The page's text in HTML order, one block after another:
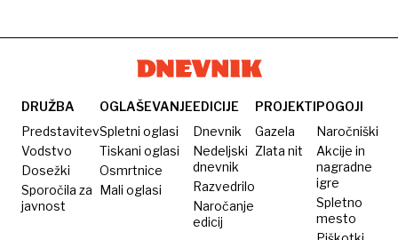
DRUŽBA
Predstavitev
Vodstvo
Dosežki
Sporočila za
javnost
OGLAŠEVANJE
Spletni oglasi
Tiskani oglasi
Osmrtnice
Mali oglasi
EDICIJE
Dnevnik
Nedeljski
dnevnik
Razvedrilo
Naročanje
edicij
PROJEKTI
Gazela
Zlata nit
POGOJI
Naročniški
Akcije in
nagradne
igre
Spletno
mesto